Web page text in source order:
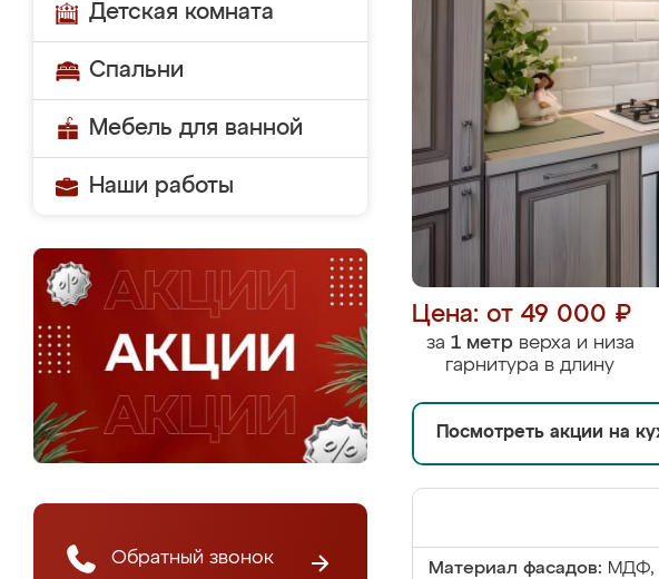
Детская комната
Спальни
Мебель для ванной
Наши работы
Обратный звонок
Цена: от 49 000 ₽
за 1 метрверха и низа
гарнитура в длину
Посмотреть акции на
Материал фасадов: МДФ,